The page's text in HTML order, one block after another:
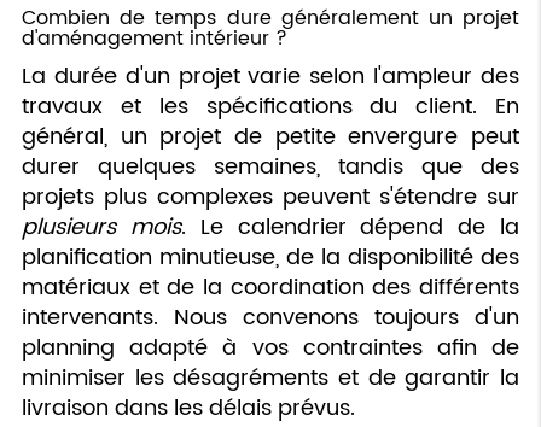
Combien de temps dure généralement un projet
d'aménagement intérieur ?
La durée d'un projet varie selon l'ampleur des
travaux et les spécifications du client. En
général, un projet de petite envergure peut
durer quelques semaines, tandis que des
projets plus complexes peuvent s'étendre sur
plusieurs mois. Le calendrier dépend de la
planification minutieuse, de la disponibilité des
matériaux et de la coordination des différents
intervenants. Nous convenons toujours d'un
planning adapté à vos contraintes afin de
minimiser les désagréments et de garantir la
livraison dans les délais prévus.